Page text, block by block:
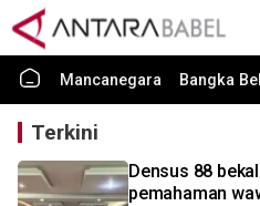
Mancanegara Bangka
Terkini
Densus 88
pemahaman